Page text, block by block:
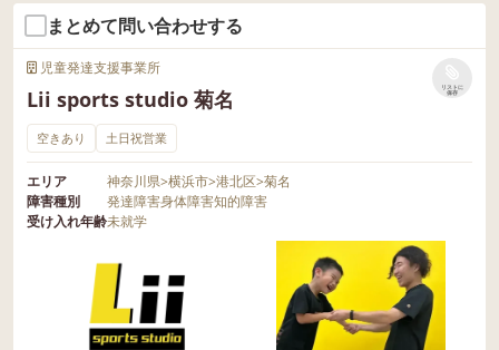
まとめて問い合わせする
児童発達支援事業所
Lii sports studio 菊名
リストに
保存
空きあり 土日祝営業
エリア 神奈川県>横浜市>港北区>菊名
障害種別
発達障害身体障害知的障害
受け入れ年齢未就学